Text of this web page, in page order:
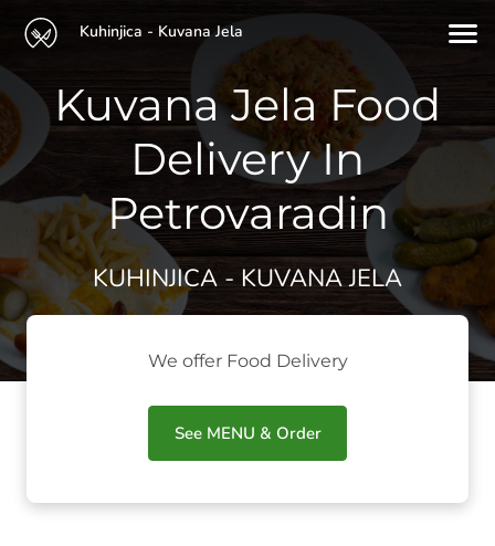
Kuhinjica - Kuvana Jela
Kuvana Jela Food
Delivery In
Petrovaradin
KUHINJICA - KUVANA JELA
We offer Food Delivery
See MENU & Order